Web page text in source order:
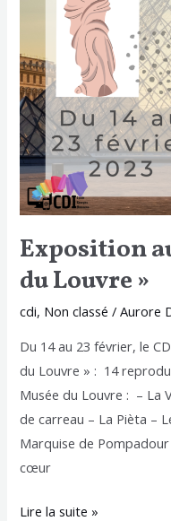
Exposition
du Louvre »
cdi, Non classé /Aurore
Du 14 au 23 février, le
du Louvre » : 14
Musée du Louvre : – La
de carreau – La Pièta –
Marquise de Pompadour
cœur
Louvre »
Lire la suite »